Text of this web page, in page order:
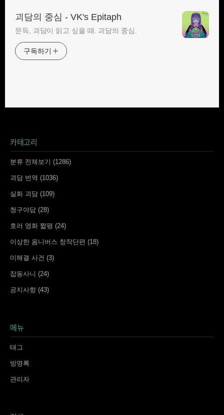
괴담의 중심 - VK's Epitaph
문득, 괴담이 읽고 싶을 때. 괴담의 중심.
구독하기
카테고리
분류 전체보기 (1286)
괴담 번역 (1036)
실화 괴담 (109)
청구야담 (28)
호러 영화 짧평 (24)
이상한 옴니버스 창작단편 (18)
미해결 사건 (3)
잡동사니 (24)
공지사항 (43)
메뉴
태그
방명록
관리자